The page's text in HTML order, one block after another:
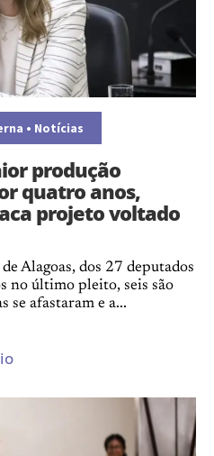
• Notícias
produção
quatro anos,
projeto voltado
Alagoas, dos 27 deputados
no último pleito, seis são
se afastaram e a...